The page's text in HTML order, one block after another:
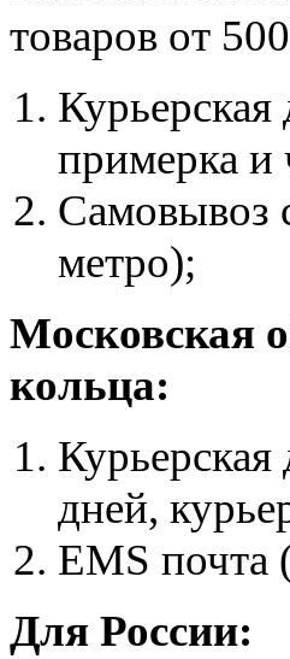
товаров от
примерка и
Самовывоз
метро);
Московская
кольца:
дней,
EMS почта
Для России: